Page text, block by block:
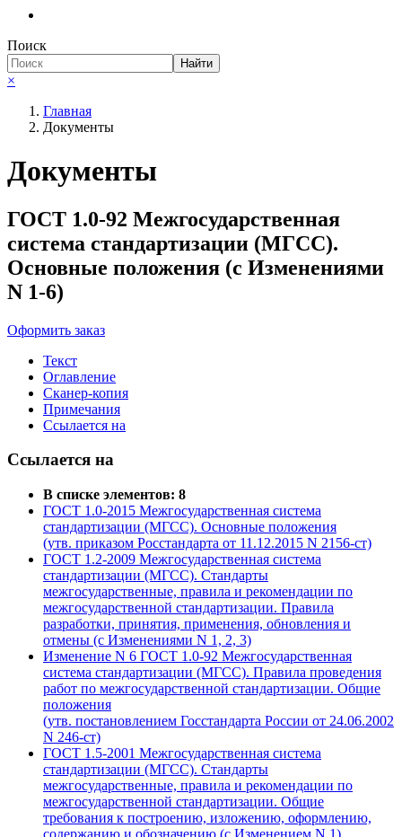
Поиск
Найти
×
Главная
Документы
Документы
ГОСТ 1.0-92 Межгосударственная
система стандартизации (МГСС).
Основные положения (с Изменениями
N 1-6)
Оформить заказ
Текст
Оглавление
Сканер-копия
Примечания
Ссылается на
Ссылается на
В списке элементов: 8
ГОСТ 1.0-2015 Межгосударственная система
стандартизации (МГСС). Основные положения
(утв. приказом Росстандарта от 11.12.2015 N 2156-ст)
ГОСТ 1.2-2009 Межгосударственная система
стандартизации (МГСС). Стандарты
межгосударственные, правила и рекомендации по
межгосударственной стандартизации. Правила
разработки, принятия, применения, обновления и
отмены (с Изменениями N 1, 2, 3)
Изменение N 6 ГОСТ 1.0-92 Межгосударственная
система стандартизации (МГСС). Правила проведения
работ по межгосударственной стандартизации. Общие
положения
(утв. постановлением Госстандарта России от 24.06.2002
N 246-ст)
ГОСТ 1.5-2001 Межгосударственная система
стандартизации (МГСС). Стандарты
межгосударственные, правила и рекомендации по
межгосударственной стандартизации. Общие
требования к построению, изложению, оформлению,
содержанию и обозначению (с Изменением N 1)
Необходимые
Эти файлы cookie
Они необходимы
для
функционирования